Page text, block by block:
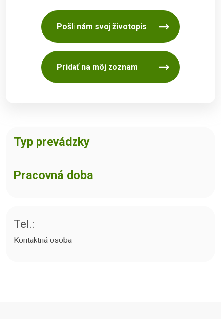
Pošli nám svoj životopis
Pridať na môj zoznam
Typ prevádzky
Pracovná doba
Tel.:
Kontaktná osoba